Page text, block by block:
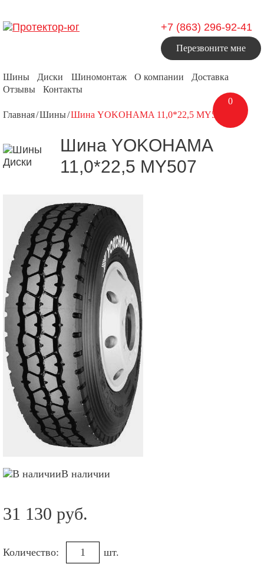
Шины Диски Шиномонтаж О компании
Доставка
Отзывы
Контакты
0
+7 (863) 296-92-41
Перезвоните мне
Главная Шины Шина YOKOHAMA 11,0*22,5 MY507
Шина YOKOHAMA
11,0*22,5 MY507
В наличии
31 130 руб.
Количество: шт.